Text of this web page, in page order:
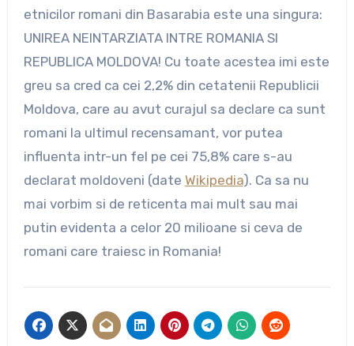
etnicilor romani din Basarabia este una singura:
UNIREA NEINTARZIATA INTRE ROMANIA SI
REPUBLICA MOLDOVA! Cu toate acestea imi este
greu sa cred ca cei 2,2% din cetatenii Republicii
Moldova, care au avut curajul sa declare ca sunt
romani la ultimul recensamant, vor putea
influenta intr-un fel pe cei 75,8% care s-au
declarat moldoveni (date Wikipedia). Ca sa nu
mai vorbim si de reticenta mai mult sau mai
putin evidenta a celor 20 milioane si ceva de
romani care traiesc in Romania!